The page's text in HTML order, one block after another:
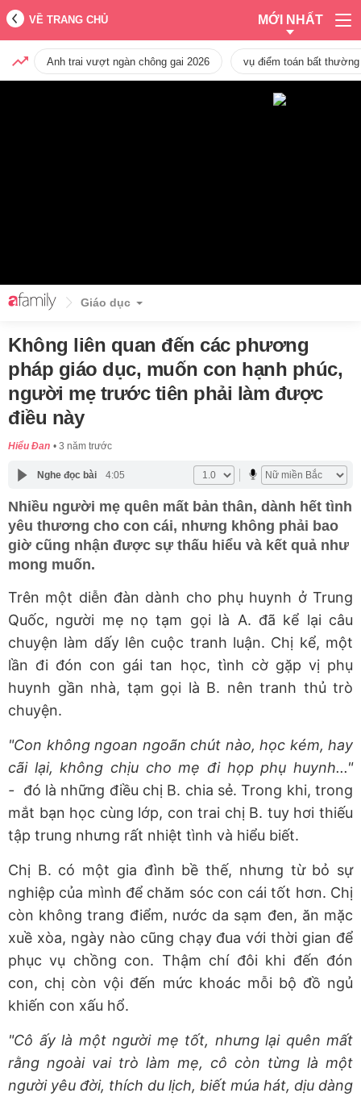
VỀ TRANG CHỦ MỚI NHẤT
Anh trai vượt ngàn chông gai 2026 vụ điểm toán bất
Giáo dục
Không liên quan đến các phương
pháp giáo dục, muốn con hạnh phúc,
người mẹ trước tiên phải làm được
điều này
Hiểu Đan 3 năm trước
Nghe đọc bài 4:05
Nhiều người mẹ quên mất bản thân, dành hết tình
yêu thương cho con cái, nhưng không phải bao
giờ cũng nhận được sự thấu hiểu và kết quả như
mong muốn.
Trên một diễn đàn dành cho phụ huynh ở Trung
Quốc, người mẹ nọ tạm gọi là A. đã kể lại câu
chuyện làm dấy lên cuộc tranh luận. Chị kể, một
lần đi đón con gái tan học, tình cờ gặp vị phụ
huynh gần nhà, tạm gọi là B. nên tranh thủ trò
chuyện.
"Con không ngoan ngoãn chút nào, học kém, hay
cãi lại, không chịu cho mẹ đi họp phụ huynh..."
-
đó là những điều chị B. chia sẻ. Trong khi, trong
mắt bạn học cùng lớp, con trai chị B. tuy hơi thiếu
tập trung nhưng rất nhiệt tình và hiểu biết.
Chị B. có một gia đình bề thế, nhưng từ bỏ sự
nghiệp của mình để chăm sóc con cái tốt hơn. Chị
còn không trang điểm, nước da sạm đen, ăn mặc
xuề xòa, ngày nào cũng chạy đua với thời gian để
phục vụ chồng con. Thậm chí đôi khi đến đón
con, chị còn vội đến mức khoác mỗi bộ đồ ngủ
khiến con xấu hổ.
"Cô ấy là một người mẹ tốt, nhưng lại quên mất
rằng ngoài vai trò làm mẹ, cô còn từng là một
người yêu đời, thích du lịch, biết múa hát, dịu dàng